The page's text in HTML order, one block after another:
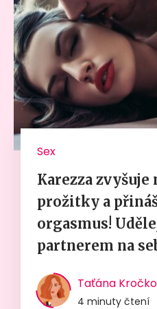
Sex
Karezza
prožitky a
orgasmus!
partnerem na
Taťána
4 minuty čtení